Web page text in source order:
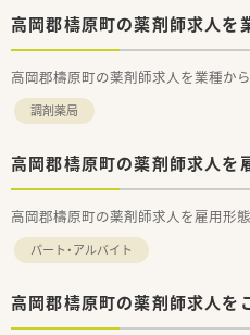
■独立開業支援も行っており
として勤務しながら、ノウ
無く、完全独立店舗で開業
談をはじめ、薬事情報の提供
す。
■慶弔特別休暇・慶弔見舞金
制度、退職金制度など様々な
高岡郡檮原町の薬剤師求人を
高岡郡檮原町の薬剤師求人を業種か
調剤薬局
高岡郡檮原町の薬剤師求人を
高岡郡檮原町の薬剤師求人を雇用形
パート・アルバイト
高岡郡檮原町の薬剤師求人を